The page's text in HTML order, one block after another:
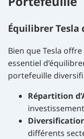
Équilibrer
Bien que Tesla
essentiel
portefeuille
Répartition
différents